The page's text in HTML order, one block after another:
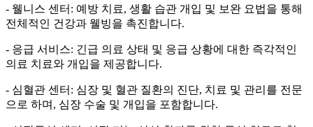
- 웰니스 센터: 예방 치료, 생활 습관 개입 및 보완 요법을 통해
전체적인 건강과 웰빙을 촉진합니다.
- 응급 서비스: 긴급 의료 상태 및 응급 상황에 대한 즉각적인
의료 치료와 개입을 제공합니다.
- 심혈관 센터: 심장 및 혈관 질환의 진단, 치료 및 관리를 전문
으로 하며, 심장 수술 및 개입을 포함합니다.